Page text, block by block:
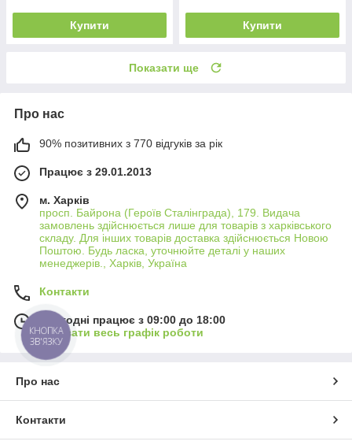
Купити Купити
Показати ще
Про нас
90% позитивних з 770 відгуків за рік
Працює з 29.01.2013
м. Харків
просп. Байрона (Героїв Сталінграда), 179. Видача
замовлень здійснюється лише для товарів з харківського
складу. Для інших товарів доставка здійснюється Новою
Поштою. Будь ласка, уточнюйте деталі у наших
менеджерів., Харків, Україна
Контакти
Сьогодні працює з 09:00 до 18:00
Показати весь графік роботи
Про нас
Контакти
КНОПКА
ЗВ'ЯЗКУ